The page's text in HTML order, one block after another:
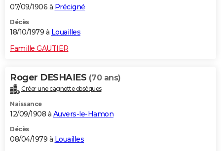
07/09/1906 à Précigné
Décès
18/10/1979 à Louailles
Famille GAUTIER
Roger DESHAIES (70 ans)
Créer une cagnotte obsèques
Naissance
12/09/1908 à Auvers-le-Hamon
Décès
08/04/1979 à Louailles